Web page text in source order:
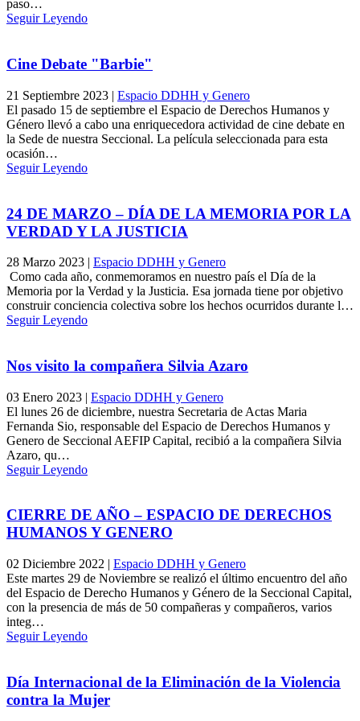
paso…
Seguir Leyendo
Cine Debate "Barbie"
21 Septiembre 2023 | Espacio DDHH y Genero
El pasado 15 de septiembre el Espacio de Derechos Humanos y
Género llevó a cabo una enriquecedora actividad de cine debate en
la Sede de nuestra Seccional. La película seleccionada para esta
ocasión…
Seguir Leyendo
24 DE MARZO – DÍA DE LA MEMORIA POR LA
VERDAD Y LA JUSTICIA
28 Marzo 2023 | Espacio DDHH y Genero
Como cada año, conmemoramos en nuestro país el Día de la
Memoria por la Verdad y la Justicia. Esa jornada tiene por objetivo
construir conciencia colectiva sobre los hechos ocurridos durante l…
Seguir Leyendo
Nos visito la compañera Silvia Azaro
03 Enero 2023 | Espacio DDHH y Genero
El lunes 26 de diciembre, nuestra Secretaria de Actas Maria
Fernanda Sio, responsable del Espacio de Derechos Humanos y
Genero de Seccional AEFIP Capital, recibió a la compañera Silvia
Azaro, qu…
Seguir Leyendo
CIERRE DE AÑO – ESPACIO DE DERECHOS
HUMANOS Y GENERO
02 Diciembre 2022 | Espacio DDHH y Genero
Este martes 29 de Noviembre se realizó el último encuentro del año
del Espacio de Derecho Humanos y Género de la Seccional Capital,
con la presencia de más de 50 compañeras y compañeros, varios
integ…
Seguir Leyendo
Día Internacional de la Eliminación de la Violencia
contra la Mujer